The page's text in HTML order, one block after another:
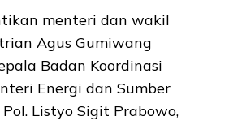
menteri dan wakil
Agus Gumiwang
Badan Koordinasi
Energi dan Sumber
Listyo Sigit Prabowo,